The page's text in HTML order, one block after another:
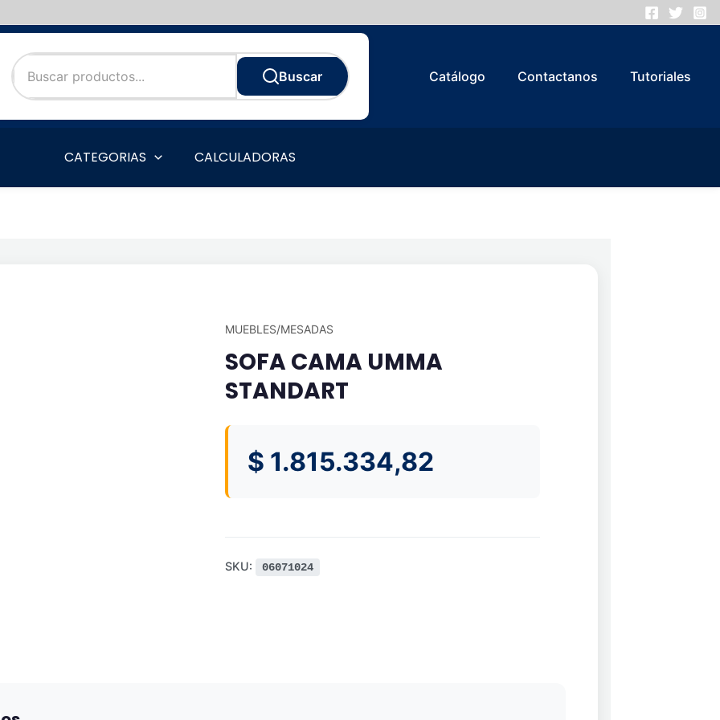
Buscar
Catálogo Contactanos Tutoriales
CATEGORIAS CALCULADORAS
MUEBLES/MESADAS
SOFA CAMA UMMA
STANDART
$ 1.815.334,82
SKU: 06071024